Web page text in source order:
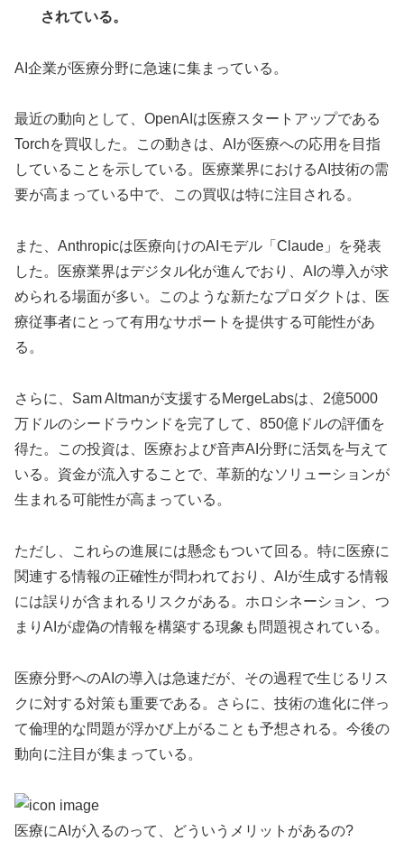
されている。
AI企業が医療分野に急速に集まっている。
最近の動向として、OpenAIは医療スタートアップである
Torchを買収した。この動きは、AIが医療への応用を目指
していることを示している。医療業界におけるAI技術の需
要が高まっている中で、この買収は特に注目される。
また、Anthropicは医療向けのAIモデル「Claude」を発表
した。医療業界はデジタル化が進んでおり、AIの導入が求
められる場面が多い。このような新たなプロダクトは、医
療従事者にとって有用なサポートを提供する可能性があ
る。
さらに、Sam Altmanが支援するMergeLabsは、2億5000
万ドルのシードラウンドを完了して、850億ドルの評価を
得た。この投資は、医療および音声AI分野に活気を与えて
いる。資金が流入することで、革新的なソリューションが
生まれる可能性が高まっている。
ただし、これらの進展には懸念もついて回る。特に医療に
関連する情報の正確性が問われており、AIが生成する情報
には誤りが含まれるリスクがある。ホロシネーション、つ
まりAIが虚偽の情報を構築する現象も問題視されている。
医療分野へのAIの導入は急速だが、その過程で生じるリス
クに対する対策も重要である。さらに、技術の進化に伴っ
て倫理的な問題が浮かび上がることも予想される。今後の
動向に注目が集まっている。
医療にAIが入るのって、どういうメリットがあるの?